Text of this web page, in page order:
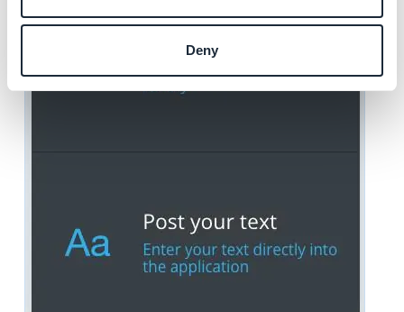
Deny